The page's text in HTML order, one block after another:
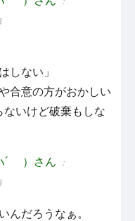
しない」
合意の方がおかしい
ないけど破棄もしな
´ ）さん ：
んだろうなぁ。